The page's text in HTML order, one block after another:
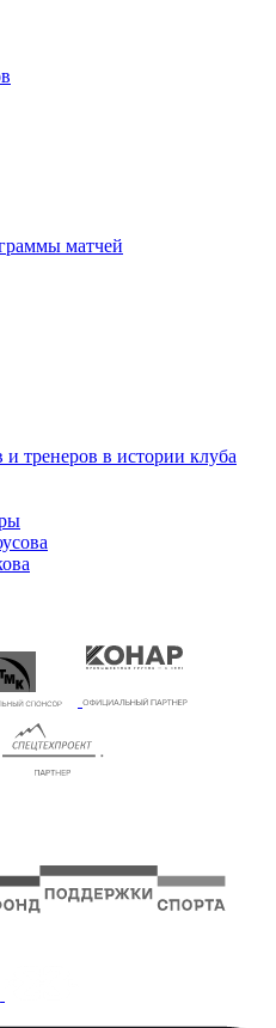
матчей
тренеров в истории клуба